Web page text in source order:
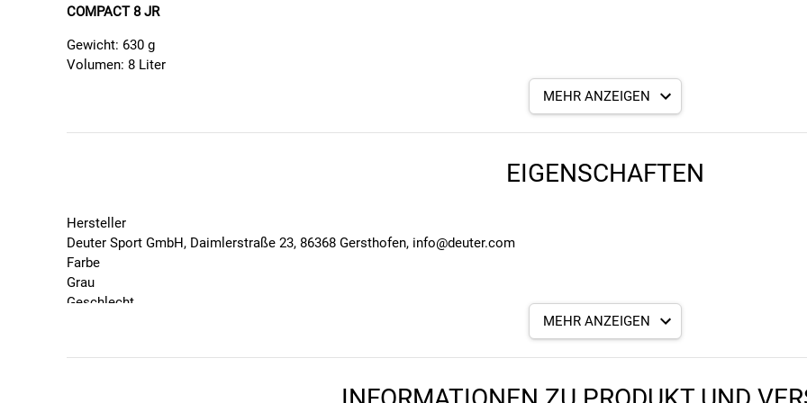
COMPACT 8 JR
Gewicht: 630 g
Volumen: 8 Liter
Ein Mountainbike-Rucksack für junge Nachwuchstalente: der Compact 8 Jr. Dank ergonomischer Schulterträger,
Halterung unten am Rucksack, eine praktische Helmhalterung mit Befestigungs-Clips, ein geräumiges Hauptfach für
AUSSTATTUNG
SOS-Label mit Notrufnummern
Brillenhalterung am Schultergurt
MEHR ANZEIGEN
EIGENSCHAFTEN
Hersteller
Deuter Sport GmbH, Daimlerstraße 23, 86368 Gersthofen, info@deuter.com
Farbe
Grau
Geschlecht
deuter
MEHR ANZEIGEN